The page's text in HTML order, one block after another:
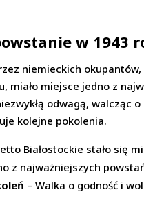
w 1943
niemieckich
miało miejsce jedno z
odwagą, walcząc
kolejne pokolenia.
Białostockie stało się
z najważniejszych
– Walka o godność i